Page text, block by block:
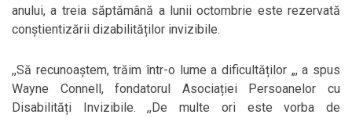
anului, a treia săptămână a lunii octombrie este rezervată
conștientizării dizabilităților invizibile.
,,Să recunoaștem, trăim într-o lume a dificultăților „, a spus
Wayne Connell, fondatorul Asociației Persoanelor cu
Disabilități Invizibile. ,,De multe ori este vorba de